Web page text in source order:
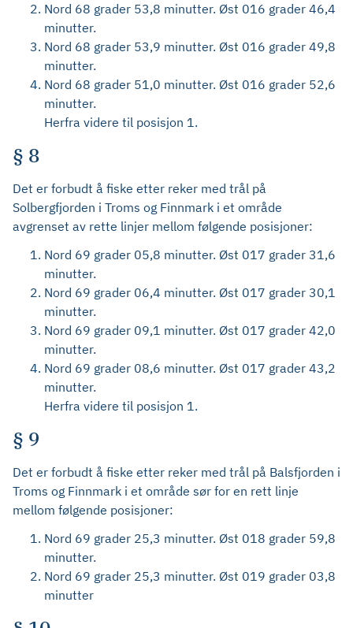
Nord 68 grader 53,8 minutter. Øst 016 grader 46,4
minutter.
Nord 68 grader 53,9 minutter. Øst 016 grader 49,8
minutter.
Nord 68 grader 51,0 minutter. Øst 016 grader 52,6
minutter.
Herfra videre til posisjon 1.
§ 8
Det er forbudt å fiske etter reker med trål på
Solbergfjorden i Troms og Finnmark i et område
avgrenset av rette linjer mellom følgende posisjoner:
Nord 69 grader 05,8 minutter. Øst 017 grader 31,6
minutter.
Nord 69 grader 06,4 minutter. Øst 017 grader 30,1
minutter.
Nord 69 grader 09,1 minutter. Øst 017 grader 42,0
minutter.
Nord 69 grader 08,6 minutter. Øst 017 grader 43,2
minutter.
Herfra videre til posisjon 1.
§ 9
Det er forbudt å fiske etter reker med trål på Balsfjorden i
Troms og Finnmark i et område sør for en rett linje
mellom følgende posisjoner:
Nord 69 grader 25,3 minutter. Øst 018 grader 59,8
minutter.
Nord 69 grader 25,3 minutter. Øst 019 grader 03,8
minutter